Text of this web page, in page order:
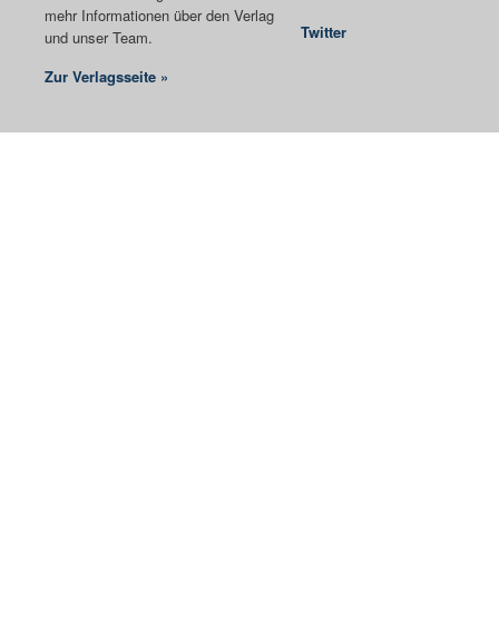
mehr Informationen über den Verlag
und unser Team.
Zur Verlagsseite »
Twitter